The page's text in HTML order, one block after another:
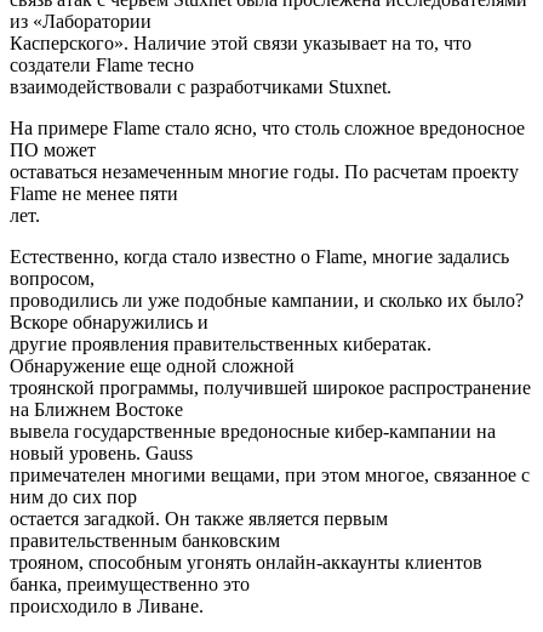
из «Лаборатории
Касперского». Наличие этой связи указывает на то, что
создатели Flame тесно
взаимодействовали с разработчиками Stuxnet.
На примере Flame стало ясно, что столь сложное вредоносное
ПО может
оставаться незамеченным многие годы. По расчетам проекту
Flame не менее пяти
лет.
Естественно, когда стало известно о Flame, многие задались
вопросом,
проводились ли уже подобные кампании, и сколько их было?
Вскоре обнаружились и
другие проявления правительственных кибератак.
Обнаружение еще одной сложной
троянской программы, получившей широкое распространение
на Ближнем Востоке
вывела государственные вредоносные кибер-кампании на
новый уровень. Gauss
примечателен многими вещами, при этом многое, связанное с
ним до сих пор
остается загадкой. Он также является первым
правительственным банковским
трояном, способным угонять онлайн-аккаунты клиентов
банка, преимущественно это
происходило в Ливане.